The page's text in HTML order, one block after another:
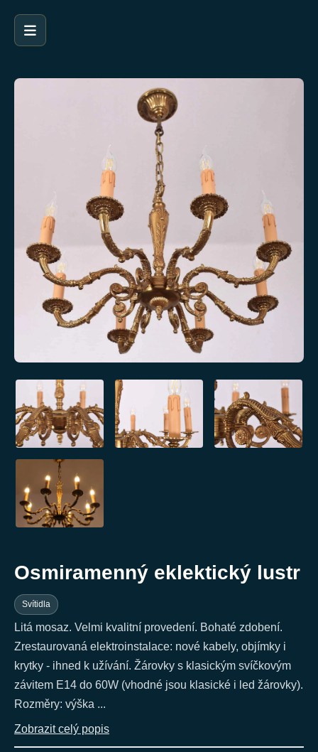
Osmiramenný eklektický lustr
Svítidla
Litá mosaz. Velmi kvalitní provedení. Bohaté zdobení.
Zrestaurovaná elektroinstalace: nové kabely, objímky i
krytky - ihned k užívání. Žárovky s klasickým svíčkovým
závitem E14 do 60W (vhodné jsou klasické i led žárovky).
Rozměry: výška ...
Zobrazit celý popis